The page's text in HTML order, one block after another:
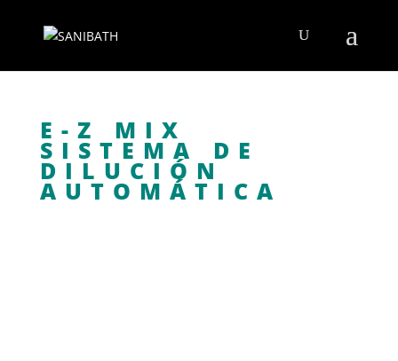
E-Z MIX
SISTEMA DE
DILUCIÓN
AUTOMÁTICA